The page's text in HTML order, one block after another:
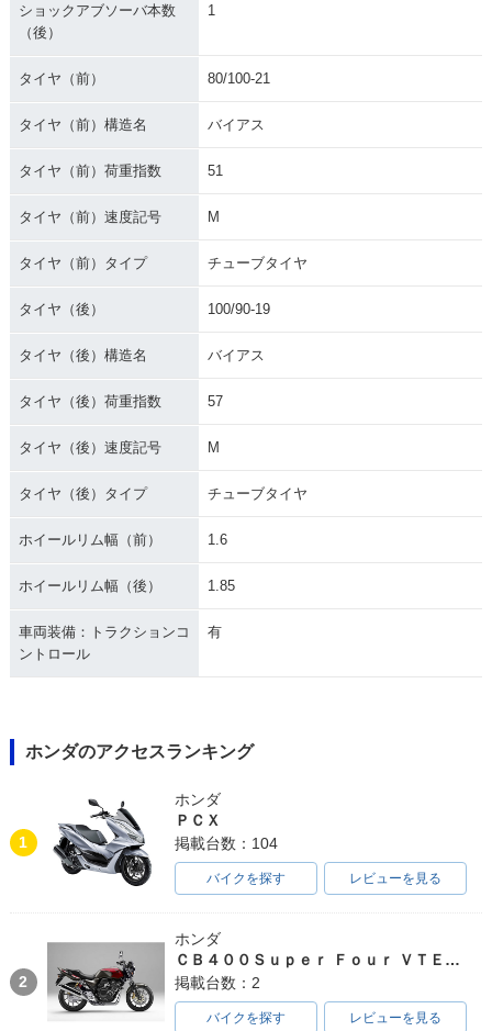
ショックアブソーバ本数
（後）
1
タイヤ（前） 80/100-21
タイヤ（前）構造名 バイアス
タイヤ（前）荷重指数 51
タイヤ（前）速度記号 M
タイヤ（前）タイプ チューブタイヤ
タイヤ（後） 100/90-19
タイヤ（後）構造名 バイアス
タイヤ（後）荷重指数 57
タイヤ（後）速度記号 M
タイヤ（後）タイプ チューブタイヤ
ホイールリム幅（前） 1.6
ホイールリム幅（後） 1.85
車両装備：トラクションコ
ントロール
有
ホンダのアクセスランキング
1
ホンダ
ＰＣＸ
掲載台数：104
バイクを探す レビューを見る
2
ホンダ
ＣＢ４００Ｓｕｐｅｒ Ｆｏｕｒ ＶＴＥＣ ＳＰＥＣ３
掲載台数：2
バイクを探す レビューを見る